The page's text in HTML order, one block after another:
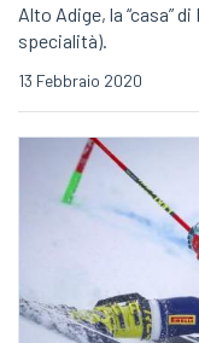
Alto Adige, la “casa”
specialità).
13 Febbraio 2020